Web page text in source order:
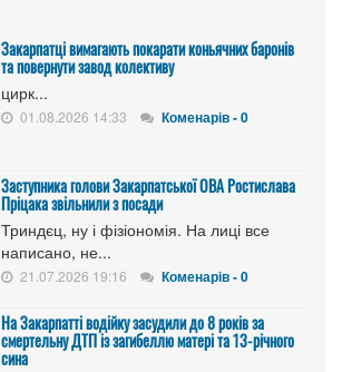
Закарпатці вимагають покарати коньячних баронів
та повернути завод колективу
цирк...
01.08.2026 14:33 Коменарів - 0
Заступника голови Закарпатської ОВА Ростислава
Пріцака звільнили з посади
Триндєц, ну і фізіономія. На лиці все
написано, не...
21.07.2026 19:16 Коменарів - 0
На Закарпатті водійку засудили до 8 років за
смертельну ДТП із загибеллю матері та 13-річного
сина